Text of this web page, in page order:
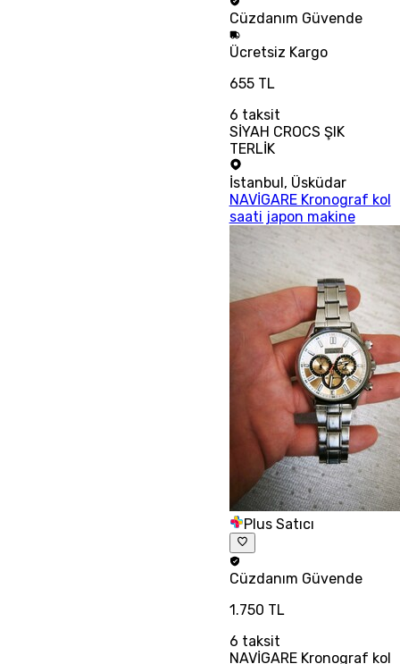
Cüzdanım Güvende
Ücretsiz Kargo
655 TL
6 taksit
SİYAH CROCS ŞIK
TERLİK
İstanbul , Üsküdar
NAVİGARE Kronograf kol
saati japon makine
Plus Satıcı
Cüzdanım Güvende
1.750 TL
6 taksit
NAVİGARE Kronograf kol